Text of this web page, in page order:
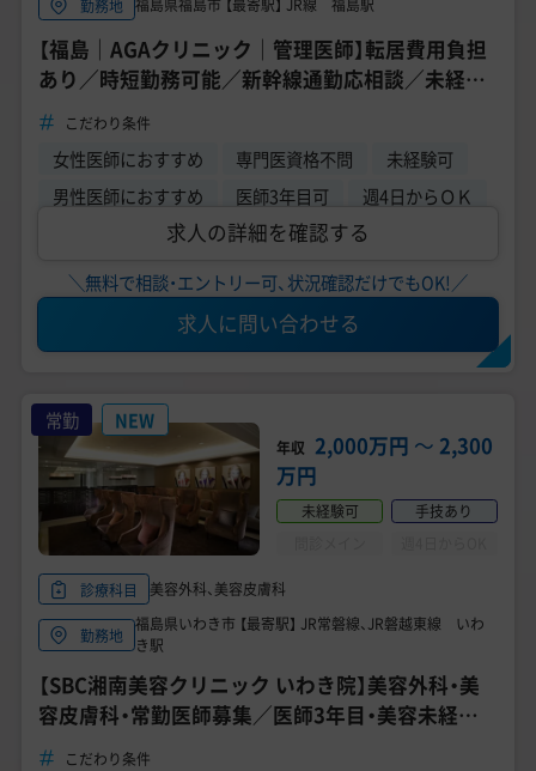
勤務地 福島県福島市 【最寄駅】 JR線 福島駅
【福島｜AGAクリニック｜管理医師】転居費用負担
あり／時短勤務可能／新幹線通勤応相談／未経験
者歓迎◎／月10～16日
こだわり条件
女性医師におすすめ 専門医資格不問
未経験可
男性医師におすすめ
医師3年目可 週4日からＯＫ
求人の詳細を確認する
＼無料で相談・エントリー可、状況確認だけでもOK!／
求人に問い合わせる
常勤 NEW
年収 2,000万円 〜 2,300
万円
未経験可
手技あり
診療科目 美容外科、美容皮膚科
勤務地
福島県いわき市 【最寄駅】 JR常磐線、JR磐越東線 いわ
き駅
【SBC湘南美容クリニック いわき院】美容外科・美
容皮膚科・常勤医師募集／医師3年目・美容未経験
歓迎／研修制度あり
こだわり条件